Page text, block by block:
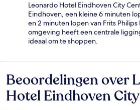
Leonardo Hotel Eindhoven City
Eindhoven, een kleine 6 minuten
en 2 minuten lopen van Frits
omgeving heeft een centrale
ideaal om te shoppen.
Beoordelingen
Beoordelingen over
Hotel Eindhoven